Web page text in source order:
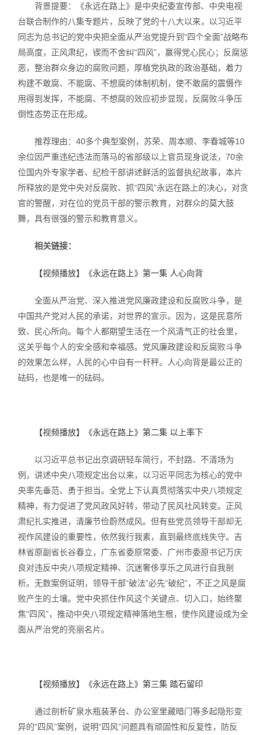
背景提要：《永远在路上》是中央纪委宣传部、中央电视
台联合制作的八集专题片，反映了党的十八大以来，以习近平
同志为总书记的党中央把全面从严治党提升到“四个全面”战略布
局高度，正风肃纪，锲而不舍纠“四风”，赢得党心民心；反腐惩
恶，整治群众身边的腐败问题，厚植党执政的政治基础，着力
构建不敢腐、不能腐、不想腐的体制机制，使不敢腐的震慑作
用得到发挥，不能腐、不想腐的效应初步显现，反腐败斗争压
倒性态势正在形成。
推荐理由：40多个典型案例，苏荣、周本顺、李春城等10
余位因严重违纪违法而落马的省部级以上官员现身说法，70余
位国内外专家学者、纪检干部讲述鲜活的监督执纪故事，本片
所释放的是党中央对反腐败、抓“四风”永远在路上的决心，对贪
官的警醒，对在位的党员干部的警示教育，对群众的莫大鼓
舞，具有很强的警示和教育意义。
相关链接：
【视频播放】《永远在路上》第一集 人心向背
全面从严治党、深入推进党风廉政建设和反腐败斗争，是
中国共产党对人民的承诺，对世界的宣示。因为，这是民意所
致、民心所向。每个人都期望生活在一个风清气正的社会里，
这关乎每个人的安全感和幸福感。党风廉政建设和反腐败斗争
的效果怎么样，人民的心中自有一杆秤。人心向背是最公正的
砝码，也是唯一的砝码。
【视频播放】《永远在路上》第二集 以上率下
以习近平总书记出京调研轻车简行，不封路、不清场为
例，讲述中央八项规定出台以来，以习近平同志为核心的党中
央率先垂范、勇于担当。全党上下认真贯彻落实中央八项规定
精神，有力促进了党风政风好转，带动了民风社风转变。正风
肃纪扎实推进，清廉节俭蔚然成风。但有些党员领导干部却无
视作风建设的重要性，依然我行我素，直到最终底线失守。吉
林省原副省长谷春立，广东省委原常委、广州市委原书记万庆
良对违反中央八项规定精神、沉迷奢侈享乐之风进行自我剖
析。无数案例证明，领导干部“破法”必先“破纪”，不正之风是腐
败产生的土壤。党中央抓住作风这个关键点、切入口，始终聚
焦“四风”，推动中央八项规定精神落地生根，使作风建设成为全
面从严治党的亮丽名片。
【视频播放】《永远在路上》第三集 踏石留印
通过剖析矿泉水瓶装茅台、办公室里藏暗门等多起隐形变
异的“四风”案例，说明“四风”问题具有顽固性和反复性，防反